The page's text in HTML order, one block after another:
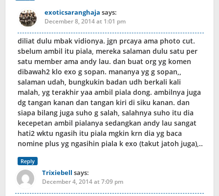
exoticsaranghaja says:
December 8, 2014 at 1:01 pm
diliat dulu mbak vidionya. jgn prcaya ama photo cut.
sbelum ambil itu piala, mereka salaman dulu satu per
satu member ama andy lau. dan buat org yg komen
dibawah2 klo exo g sopan. mananya yg g sopan,,
salaman udah, bungkukin badan udh berkali kali
malah, yg terakhir yaa ambil piala dong. ambilnya juga
dg tangan kanan dan tangan kiri di siku kanan. dan
siapa bilang juga suho g salah, salahnya suho itu dia
kecepetan ambil pialanya sedangkan andy lau sangat
hati2 wktu ngasih itu piala mgkin krn dia yg baca
nomine plus yg ngasihin piala k exo (takut jatoh juga),..
Reply
Trixiebell says:
December 4, 2014 at 7:09 pm